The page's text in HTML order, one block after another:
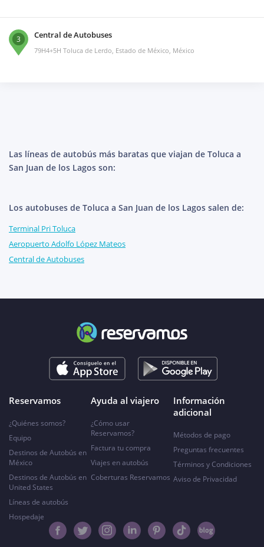
3 Central de Autobuses
79H4+5H Toluca de Lerdo, Estado de México, México
Las líneas de autobús más baratas que viajan de Toluca a
San Juan de los Lagos son:
Los autobuses de Toluca a San Juan de los Lagos salen de:
Terminal Pri Toluca
Aeropuerto Adolfo López Mateos
Central de Autobuses
Reservamos
¿Quiénes somos?
Equipo
Destinos de Autobús en
México
Destinos de Autobús en
United States
Líneas de autobús
Hospedaje
Ayuda al viajero
¿Cómo usar
Reservamos?
Factura tu compra
Viajes en autobús
Coberturas Reservamos
Información
adicional
Métodos de pago
Preguntas frecuentes
Términos y Condiciones
Aviso de Privacidad